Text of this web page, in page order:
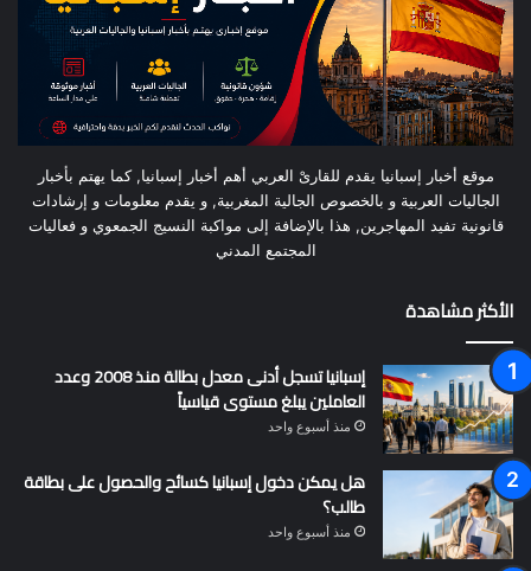
موقع أخبار إسبانيا يقدم للقارىْ العربي أهم أخبار إسبانيا, كما يهتم بأخبار
الجاليات العربية و بالخصوص الجالية المغربية, و يقدم معلومات و إرشادات
قانونية تفيد المهاجرين, هذا بالإضافة إلى مواكبة النسيج الجمعوي و فعاليات
المجتمع المدني
الأكثر مشاهدة
إسبانيا تسجل أدنى معدل بطالة منذ 2008 وعدد
العاملين يبلغ مستوى قياسياً
منذ أسبوع واحد
هل يمكن دخول إسبانيا كسائح والحصول على بطاقة
طالب؟
منذ أسبوع واحد